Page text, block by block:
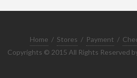
Home / Stores / Payment /
Copyrights © 2015 All Rights Reserved